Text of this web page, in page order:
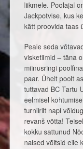
liikmele. Poolajal
Jackpotvise, kus
kätt proovida taas
Peale seda
visketiimid – täna
miinusringi
paar. Ühelt poolt
tuttavad BC Tartu
eelmisel
turniirilt napi
revanš võtta!
kokku sattunud
naised võitsid eile